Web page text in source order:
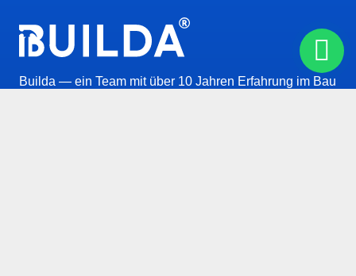
Builda — ein Team mit über 10 Jahren Erfahrung im Bau